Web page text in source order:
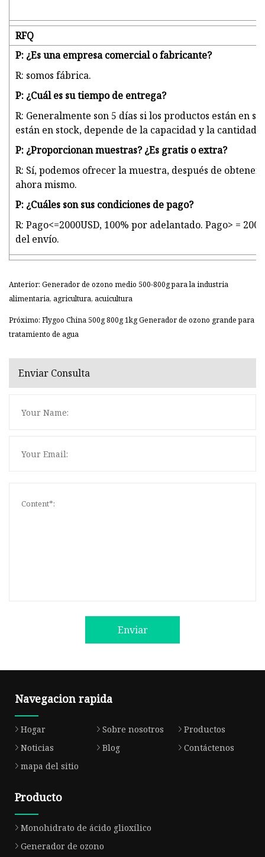
RFQ
P: ¿Es una empresa comercial o fabricante?
R: somos fábrica.
P: ¿Cuál es su tiempo de entrega?
R: Generalmente son 5 días si los productos están en
están en stock, depende de la capacidad y la cantidad
P: ¿Proporcionan muestras? ¿Es gratis o extra?
R: Sí, podemos ofrecer la muestra, después de
ahora mismo.
P: ¿Cuáles son sus condiciones de pago?
R: Pago<=2000USD, 100% por adelantado. Pago> =
del envío.
Anterior: Generador de ozono medio 500-800g para la industria
alimentaria, agricultura, acuicultura
Próximo: Flygoo China 500g 800g 1kg Generador de ozono grande para
tratamiento de agua
Enviar Consulta
Enviar
Navegacion rapida
Hogar Sobre nosotros
Productos
Noticias
Blog
Contáctenos
mapa del sitio
Producto
Monohidrato de ácido glioxílico
Generador de ozono